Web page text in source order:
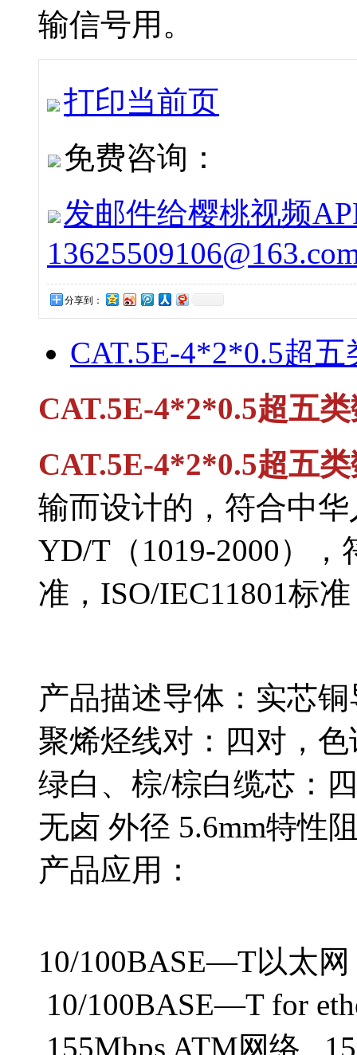
输信号用。
打印当前页
免费咨询：
发邮件给樱桃视频APP
分享到：
CAT.5E-4*2*0.5超五类
CAT.5E-4*2*0.5超五
CAT.5E-4*2*0.5超五
输而设计的，符合
YD/T（1019-2000）
准，ISO/IEC11801标准
产品描述导体：实芯铜
聚烯烃线对：四对，
绿白、棕/棕白缆芯
无卤 外径 5.6mm特性阻抗
产品应用：
10/100BASE—T以太
10/100BASE—T for
155Mbps ATM网络